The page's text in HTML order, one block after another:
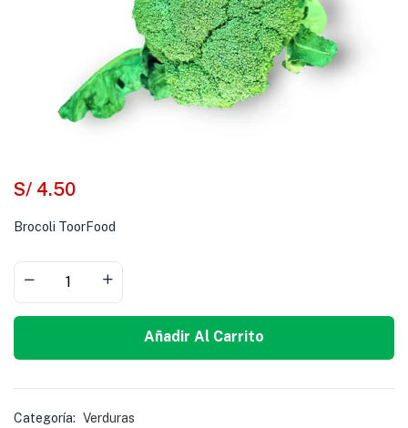
S/ 4.50
Brocoli ToorFood
Añadir Al Carrito
Categoría: Verduras